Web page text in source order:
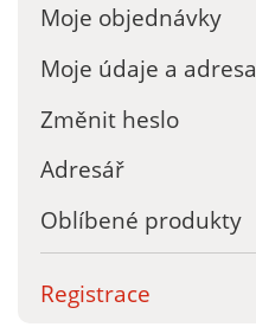
Moje objednávky
Moje údaje a adresa
Změnit heslo
Adresář
Oblíbené produkty
Registrace